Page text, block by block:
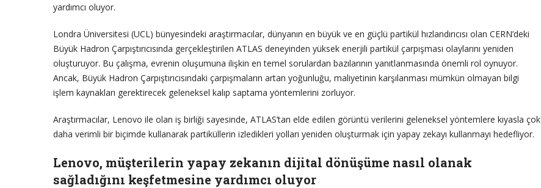
yardımcı oluyor.
Londra Üniversitesi (UCL) bünyesindeki araştırmacılar, dünyanın en büyük ve en güçlü partikül hızlandırıcısı olan CERN’deki
Büyük Hadron Çarpıştırıcısında gerçekleştirilen ATLAS deneyinden yüksek enerjili partikül çarpışması olaylarını yeniden
oluşturuyor. Bu çalışma, evrenin oluşumuna ilişkin en temel sorulardan bazılarının yanıtlanmasında önemli rol oynuyor.
Ancak, Büyük Hadron Çarpıştırıcısındaki çarpışmaların artan yoğunluğu, maliyetinin karşılanması mümkün olmayan bilgi
işlem kaynakları gerektirecek geleneksel kalıp saptama yöntemlerini zorluyor.
Araştırmacılar, Lenovo ile olan iş birliği sayesinde, ATLAS’tan elde edilen görüntü verilerini geleneksel yöntemlere kıyasla çok
daha verimli bir biçimde kullanarak partiküllerin izledikleri yolları yeniden oluşturmak için yapay zekayı kullanmayı hedefliyor.
Lenovo, müşterilerin yapay zekanın dijital dönüşüme nasıl olanak
sağladığını keşfetmesine yardımcı oluyor